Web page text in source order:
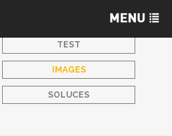
TEST
IMAGES
SOLUCES